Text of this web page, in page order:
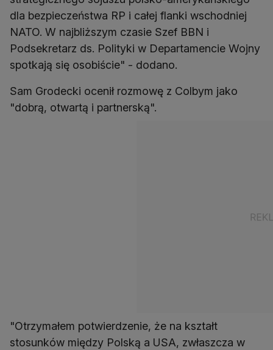
dla bezpieczeństwa RP i całej flanki wschodniej
NATO. W najbliższym czasie Szef BBN i
Podsekretarz ds. Polityki w Departamencie Wojny
spotkają się osobiście" - dodano.
Sam Grodecki ocenił rozmowę z Colbym jako
"dobrą, otwartą i partnerską".
"Otrzymałem potwierdzenie, że na kształt
stosunków między Polską a USA, zwłaszcza w